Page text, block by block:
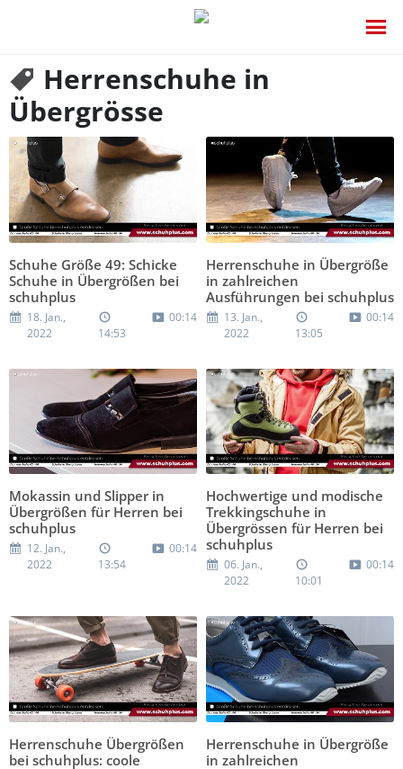
Herrenschuhe in
Übergrösse
Schuhe Größe 49: Schicke
Schuhe in Übergrößen bei
schuhplus
18. Jan.,
2022
14:53
00:14
Herrenschuhe in Übergröße
in zahlreichen
Ausführungen bei schuhplus
13. Jan.,
2022
13:05
00:14
Mokassin und Slipper in
Übergrößen für Herren bei
schuhplus
12. Jan.,
2022
13:54
00:14
Hochwertige und modische
Trekkingschuhe in
Übergrössen für Herren bei
schuhplus
06. Jan.,
2022
10:01
00:14
Herrenschuhe Übergrößen
bei schuhplus: coole
Herrenschuhe in Übergröße
in zahlreichen